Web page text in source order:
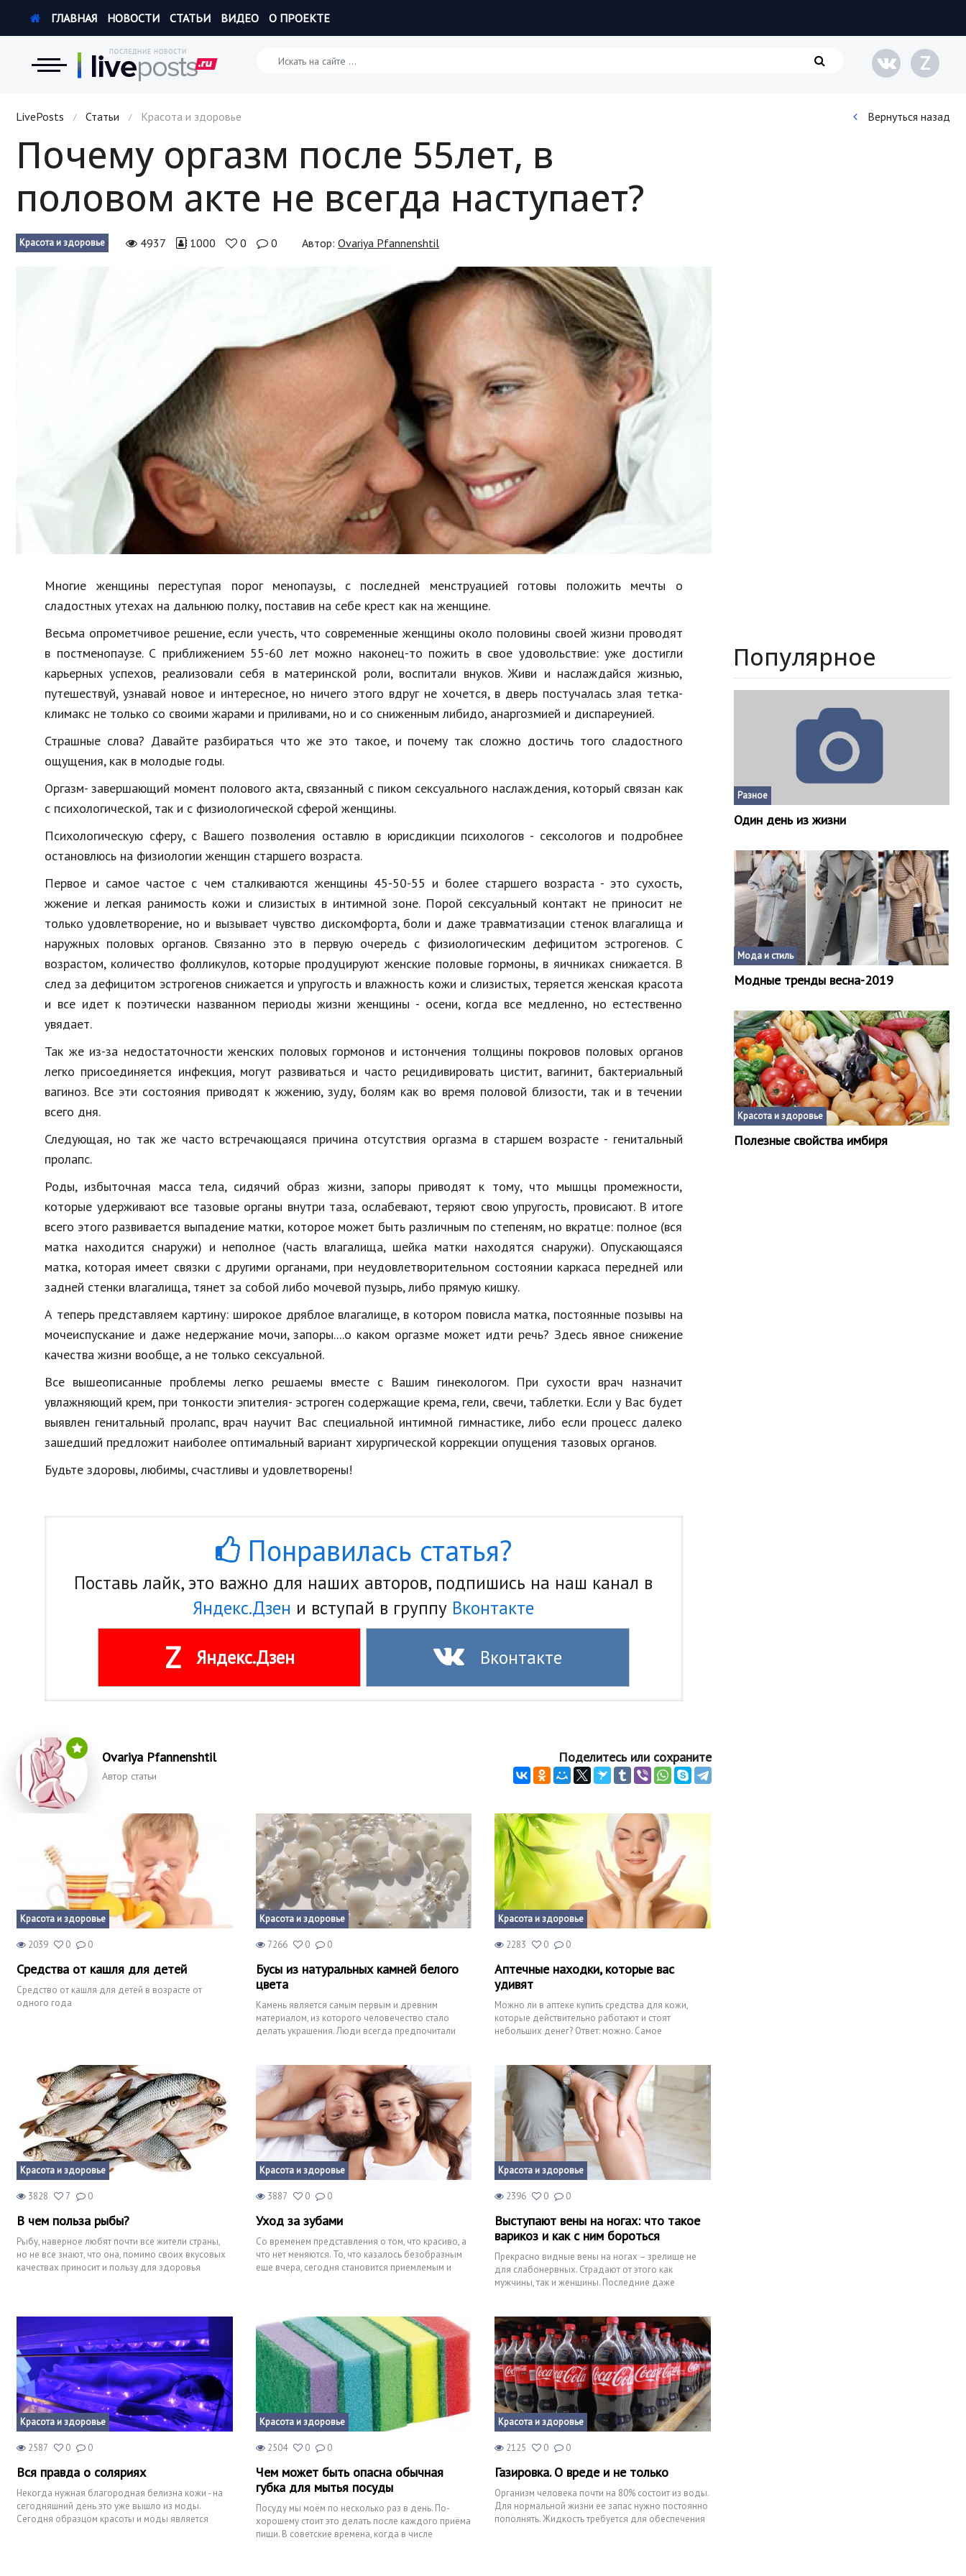
Новости
Экономика
Происшествия
Россия
Знаменитости
Обзоры
Рецепты
Красота и здоровье
Hi-Tech. Интернет
Авто, мото
Дом и сад
Недвижимость
Спорт и фитнес
Психология и отношения
Творчество и рукоделие
Разное
Работа и бизнес
Животные
Еда и напитки
Строительство
Мода и стиль
Бизнес
Хобби и развлечения
Финансы
ГЛАВНАЯ НОВОСТИ СТАТЬИ ВИДЕО О ПРОЕКТЕ
Z
LivePosts / Статьи / Красота и здоровье Вернуться назад
Почему оргазм после 55лет, в
половом акте не всегда наступает?
Красота и здоровье 4937 1000 0 0 Автор: Ovariya Pfannenshtil
Многие женщины переступая порог менопаузы, с последней менструацией готовы положить мечты о
сладостных утехах на дальнюю полку, поставив на себе крест как на женщине.
Весьма опрометчивое решение, если учесть, что современные женщины около половины своей жизни проводят
в постменопаузе. С приближением 55-60 лет можно наконец-то пожить в свое удовольствие: уже достигли
карьерных успехов, реализовали себя в материнской роли, воспитали внуков. Живи и наслаждайся жизнью,
путешествуй, узнавай новое и интересное, но ничего этого вдруг не хочется, в дверь постучалась злая тетка-
климакс не только со своими жарами и приливами, но и со сниженным либидо, анаргозмией и диспареунией.
Страшные слова? Давайте разбираться что же это такое, и почему так сложно достичь того сладостного
ощущения, как в молодые годы.
Оргазм- завершающий момент полового акта, связанный с пиком сексуального наслаждения, который связан как
с психологической, так и с физиологической сферой женщины.
Психологическую сферу, с Вашего позволения оставлю в юрисдикции психологов - сексологов и подробнее
остановлюсь на физиологии женщин старшего возраста.
Первое и самое частое с чем сталкиваются женщины 45-50-55 и более старшего возраста - это сухость,
жжение и легкая ранимость кожи и слизистых в интимной зоне. Порой сексуальный контакт не приносит не
только удовлетворение, но и вызывает чувство дискомфорта, боли и даже травматизации стенок влагалища и
наружных половых органов. Связанно это в первую очередь с физиологическим дефицитом эстрогенов. С
возрастом, количество фолликулов, которые продуцируют женские половые гормоны, в яичниках снижается. В
след за дефицитом эстрогенов снижается и упругость и влажность кожи и слизистых, теряется женская красота
и все идет к поэтически названном периоды жизни женщины - осени, когда все медленно, но естественно
увядает.
Так же из-за недостаточности женских половых гормонов и истончения толщины покровов половых органов
легко присоединяется инфекция, могут развиваться и часто рецидивировать цистит, вагинит, бактериальный
вагиноз. Все эти состояния приводят к жжению, зуду, болям как во время половой близости, так и в течении
всего дня.
Следующая, но так же часто встречающаяся причина отсутствия оргазма в старшем возрасте - генитальный
пролапс.
Роды, избыточная масса тела, сидячий образ жизни, запоры приводят к тому, что мышцы промежности,
которые удерживают все тазовые органы внутри таза, ослабевают, теряют свою упругость, провисают. В итоге
всего этого развивается выпадение матки, которое может быть различным по степеням, но вкратце: полное (вся
матка находится снаружи) и неполное (часть влагалища, шейка матки находятся снаружи). Опускающаяся
матка, которая имеет связки с другими органами, при неудовлетворительном состоянии каркаса передней или
задней стенки влагалища, тянет за собой либо мочевой пузырь, либо прямую кишку.
А теперь представляем картину: широкое дряблое влагалище, в котором повисла матка, постоянные позывы на
мочеиспускание и даже недержание мочи, запоры....о каком оргазме может идти речь? Здесь явное снижение
качества жизни вообще, а не только сексуальной.
Все вышеописанные проблемы легко решаемы вместе с Вашим гинекологом. При сухости врач назначит
увлажняющий крем, при тонкости эпителия- эстроген содержащие крема, гели, свечи, таблетки. Если у Вас будет
выявлен генитальный пролапс, врач научит Вас специальной интимной гимнастике, либо если процесс далеко
зашедший предложит наиболее оптимальный вариант хирургической коррекции опущения тазовых органов.
Будьте здоровы, любимы, счастливы и удовлетворены!
Понравилась статья?
Поставь лайк, это важно для наших авторов, подпишись на наш канал в
Яндекс.Дзен и вступай в группу Вконтакте
Z Яндекс.Дзен Вконтакте
Ovariya Pfannenshtil
Автор статьи
Поделитесь или сохраните
Красота и здоровье
2039 0 0
Средства от кашля для детей
Средство от кашля для детей в возрасте от
одного года
Красота и здоровье
7266 0 0
Бусы из натуральных камней белого
цвета
Камень является самым первым и древним
материалом, из которого человечество стало
делать украшения. Люди всегда предпочитали
Красота и здоровье
2283 0 0
Аптечные находки, которые вас
удивят
Можно ли в аптеке купить средства для кожи,
которые действительно работают и стоят
небольших денег? Ответ: можно. Самое
Красота и здоровье
3828 7 0
В чем польза рыбы?
Рыбу, наверное любят почти все жители страны,
но не все знают, что она, помимо своих вкусовых
качествах приносит и пользу для здоровья
Красота и здоровье
3887 0 0
Уход за зубами
Со временем представления о том, что красиво, а
что нет меняются. То, что казалось безобразным
еще вчера, сегодня становится приемлемым и
Красота и здоровье
2396 0 0
Выступают вены на ногах: что такое
варикоз и как с ним бороться
Прекрасно видные вены на ногах – зрелище не
для слабонервных. Страдают от этого как
мужчины, так и женщины. Последние даже
Красота и здоровье
2587 0 0
Вся правда о соляриях
Некогда нужная благородная белизна кожи - на
сегодняшний день это уже вышло из моды.
Сегодня образцом красоты и моды является
Красота и здоровье
2504 0 0
Чем может быть опасна обычная
губка для мытья посуды
Посуду мы моём по несколько раз в день. По-
хорошему стоит это делать после каждого приёма
пищи. В советские времена, когда в числе
Красота и здоровье
2125 0 0
Газировка. О вреде и не только
Организм человека почти на 80% состоит из воды.
Для нормальной жизни ее запас нужно постоянно
пополнять. Жидкость требуется для обеспечения
Популярное
Разное
Один день из жизни
Мода и стиль
Модные тренды весна-2019
Красота и здоровье
Полезные свойства имбиря